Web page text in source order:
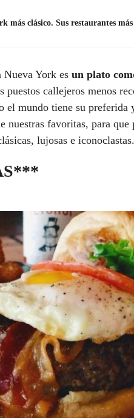
más clásico. Sus restaurantes
Nueva York es un plato
puestos callejeros menos
el mundo tiene su preferida
nuestras favoritas, para
lujosas e iconoclastas.